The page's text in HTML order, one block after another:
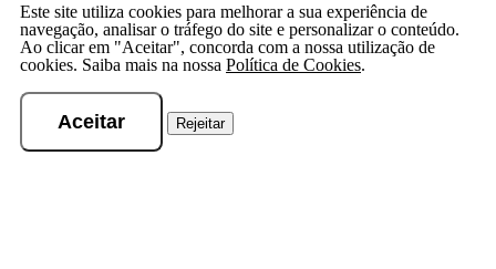
Este site utiliza cookies para melhorar a sua experiência de
navegação, analisar o tráfego do site e personalizar o conteúdo.
Ao clicar em "Aceitar", concorda com a nossa utilização de
cookies. Saiba mais na nossa Política de Cookies.
Aceitar Rejeitar